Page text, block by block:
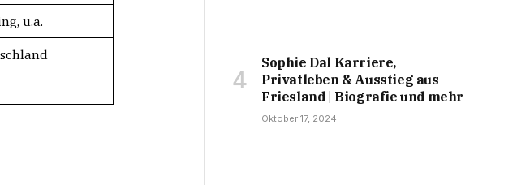
u.a.
Sophie Dal Karriere,
Privatleben & Ausstieg aus
Friesland | Biografie und mehr
Oktober 17, 2024